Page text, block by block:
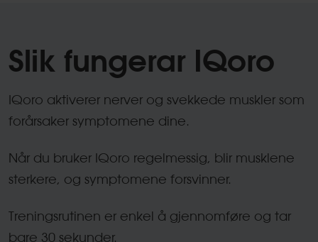
Slik fungerar IQoro
IQoro aktiverer nerver og svekkede muskler som
forårsaker symptomene dine.
Når du bruker IQoro regelmessig, blir musklene
sterkere, og symptomene forsvinner.
Treningsrutinen er enkel å gjennomføre og tar
bare 30 sekunder.